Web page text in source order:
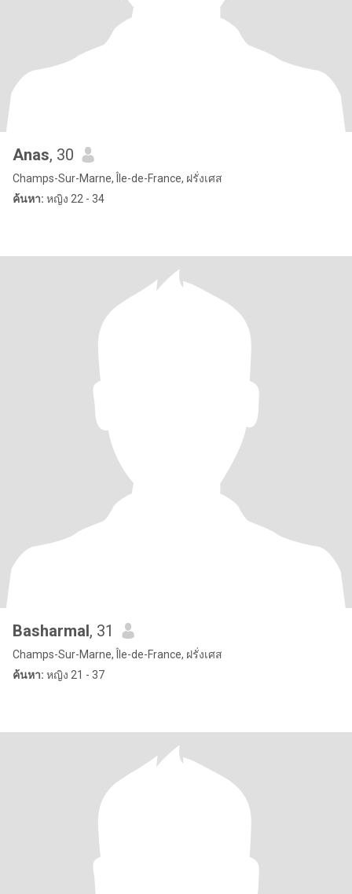
Anas, 30
Champs-Sur-Marne, Île-de-France, ฝรั่งเศส
ค้นหา: หญิง 22 - 34
Basharmal, 31
Champs-Sur-Marne, Île-de-France, ฝรั่งเศส
ค้นหา: หญิง 21 - 37